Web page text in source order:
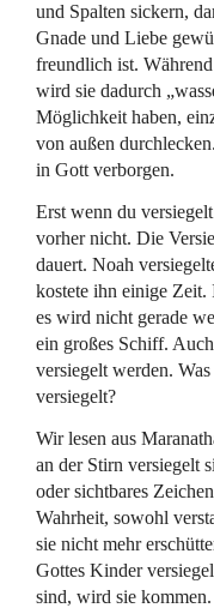
und Spalten sickern,
Gnade und Liebe
freundlich ist.
wird sie dadurch
Möglichkeit haben,
von außen
in Gott verborgen.
Erst wenn du
vorher nicht. Die
dauert. Noah
kostete ihn einige
es wird nicht gerade
ein großes Schiff.
versiegelt werden.
versiegelt?
Wir lesen aus
an der Stirn versiegelt
oder sichtbares
Wahrheit, sowohl
sie nicht mehr
Gottes Kinder
sind, wird sie